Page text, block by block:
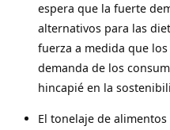
espera que la fuerte
alternativos para las
fuerza a medida que
demanda de los
hincapié en la
El tonelaje de alimentos